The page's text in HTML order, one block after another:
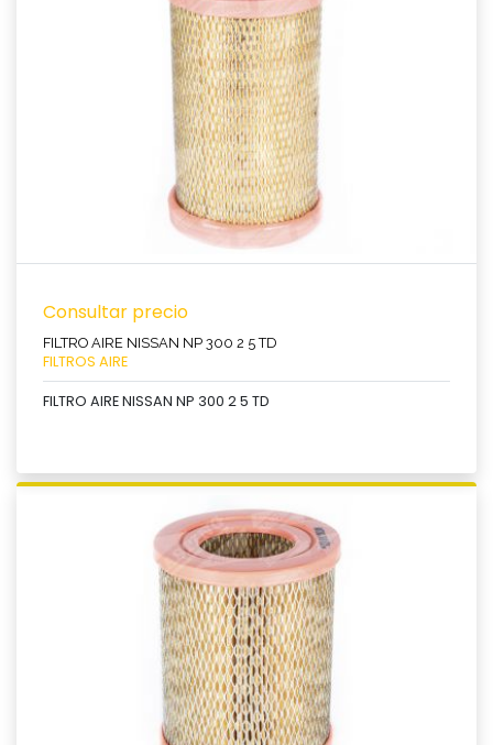
Ver producto
Consultar precio
FILTRO AIRE NISSAN NP 300 2 5 TD
FILTROS AIRE
FILTRO AIRE NISSAN NP 300 2 5 TD
Ver producto